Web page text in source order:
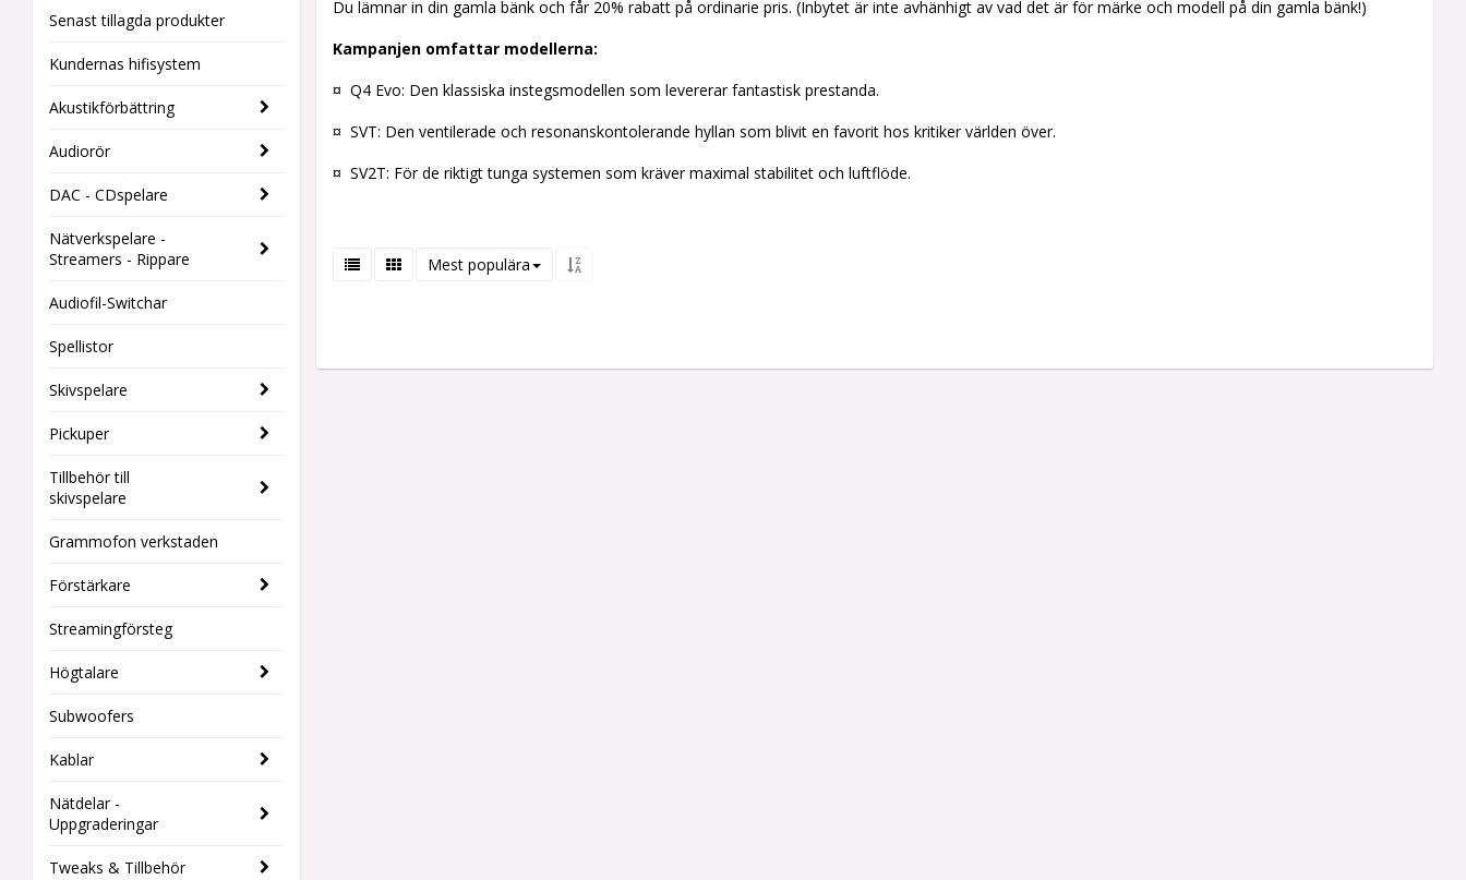
Senast tillagda produkter
Kundernas hifisystem
Akustikförbättring
Audiorör
DAC - CDspelare
Nätverkspelare -
Streamers - Rippare
Audiofil-Switchar
Spellistor
Skivspelare
Pickuper
Tillbehör till
skivspelare
Grammofon verkstaden
Förstärkare
Streamingförsteg
Högtalare
Subwoofers
Kablar
Nätdelar -
Uppgraderingar
Tweaks & Tillbehör
Du lämnar in din gamla bänk och får 20% rabatt på ordinarie pris. (Inbytet är inte avhänhigt av vad det är för märke och modell på din gamla bänk!)
Kampanjen omfattar modellerna:
¤ Q4 Evo: Den klassiska instegsmodellen som levererar fantastisk prestanda.
¤ SVT: Den ventilerade och resonanskontolerande hyllan som blivit en favorit hos kritiker världen över.
¤ SV2T: För de riktigt tunga systemen som kräver maximal stabilitet och luftflöde.
Mest populära